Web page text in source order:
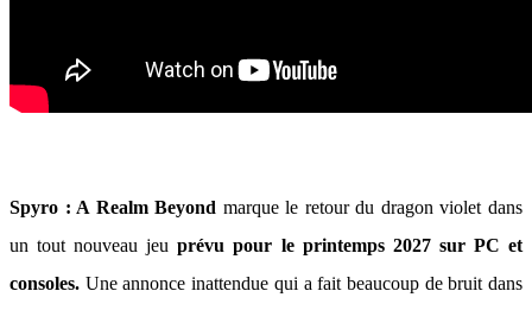
Spyro : A Realm Beyond marque le retour du dragon violet dans
un tout nouveau jeuprévu pour le printemps 2027 sur PC et
consoles. Une annonce inattendue qui a fait beaucoup de bruit dans